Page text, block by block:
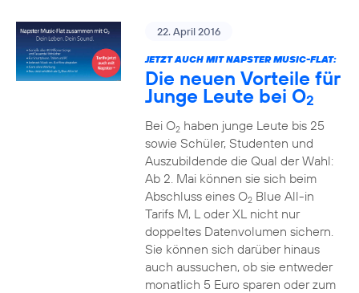
22. April 2016
JETZT AUCH MIT NAPSTER MUSIC-FLAT:
Die neuen Vorteile für
Junge Leute bei O2
Bei O2haben junge Leute bis 25
sowie Schüler, Studenten und
Auszubildende die Qual der Wahl:
Ab 2. Mai können sie sich beim
Abschluss eines O2Blue All-in
Tarifs M, L oder XL nicht nur
doppeltes Datenvolumen sichern.
Sie können sich darüber hinaus
auch aussuchen, ob sie entweder
monatlich 5 Euro sparen oder zum